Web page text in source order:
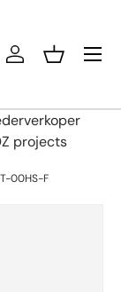
InloggenMandje
Menu
projects
00HS-F